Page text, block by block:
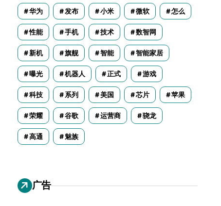
华为 发布 小米 微软 怎么
性能 手机 技术 数智网
新机 旗舰 智能 智能家居
曝光 机器人 正式 游戏
科技 系列 美国 芯片 苹果
荣耀 谷歌 运营商 骁龙
高通 魅族
广告